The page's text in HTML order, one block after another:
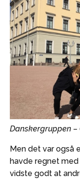
Danskergruppen –
Men det var også
havde regnet
vidste godt at